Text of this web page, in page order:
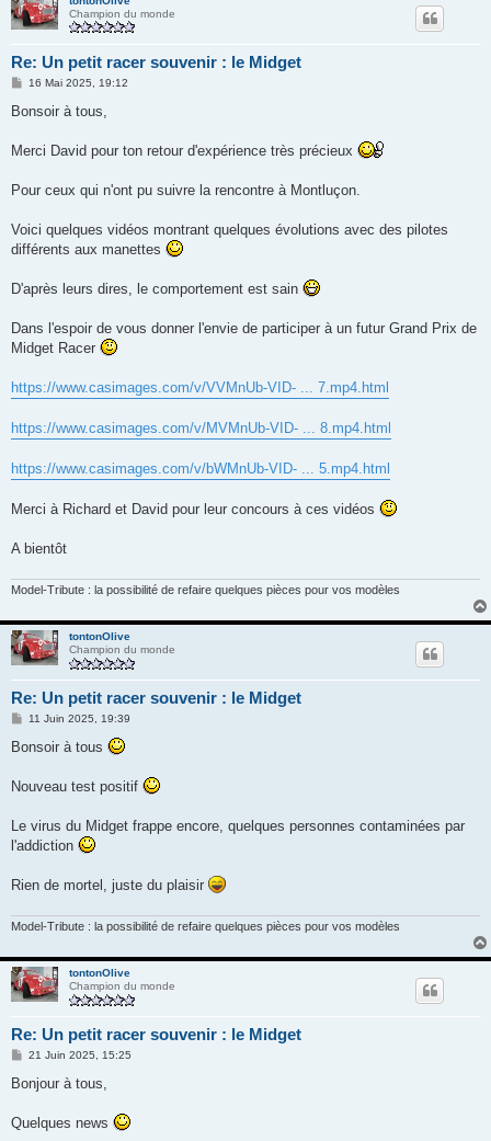
Champion du monde
Re: Un petit racer souvenir : le Midget
M
s
g
16 Mai 2025, 19:12
Bonsoir à tous,
Merci David pour ton retour d'expérience très précieux
Pour ceux qui n'ont pu suivre la rencontre à Montluçon.
Voici quelques vidéos montrant quelques évolutions avec des pilotes
différents aux manettes
D'après leurs dires, le comportement est sain
Dans l'espoir de vous donner l'envie de participer à un futur Grand Prix de
Midget Racer
https://www.casimages.com/v/VVMnUb-VID- ... 7.mp4.html
https://www.casimages.com/v/MVMnUb-VID- ... 8.mp4.html
https://www.casimages.com/v/bWMnUb-VID- ... 5.mp4.html
Merci à Richard et David pour leur concours à ces vidéos
A bientôt
Model-Tribute : la possibilité de refaire quelques pièces pour vos modèles
tontonOlive
Champion du monde
Re: Un petit racer souvenir : le Midget
M
s
g
11 Juin 2025, 19:39
Bonsoir à tous
Nouveau test positif
Le virus du Midget frappe encore, quelques personnes contaminées par
l'addiction
Rien de mortel, juste du plaisir
Model-Tribute : la possibilité de refaire quelques pièces pour vos modèles
tontonOlive
Champion du monde
Re: Un petit racer souvenir : le Midget
M
s
g
21 Juin 2025, 15:25
Bonjour à tous,
Quelques news